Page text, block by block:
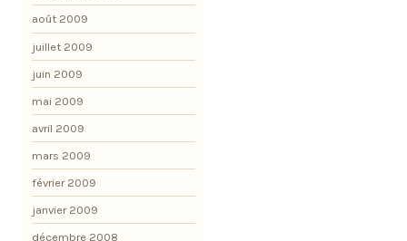
août 2009
juillet 2009
juin 2009
mai 2009
avril 2009
mars 2009
février 2009
janvier 2009
décembre 2008